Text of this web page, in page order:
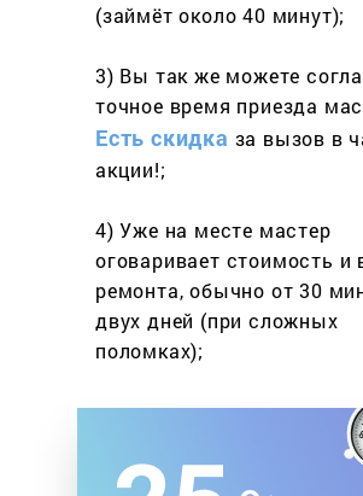
(займёт около 40 минут);
3) Вы так же можете
точное время приезда
Есть скидка за вызов в
акции!;
4) Уже на месте мастер
оговаривает стоимость и
ремонта, обычно от 30
двух дней (при сложных
поломках);